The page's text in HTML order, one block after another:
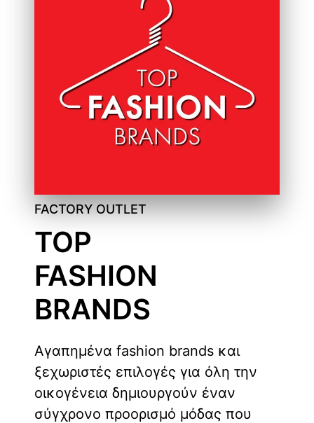
FACTORY OUTLET
TOP
FASHION
BRANDS
Αγαπημένα fashion brands και
ξεχωριστές επιλογές για όλη την
οικογένεια δημιουργούν έναν
σύγχρονο προορισμό μόδας που